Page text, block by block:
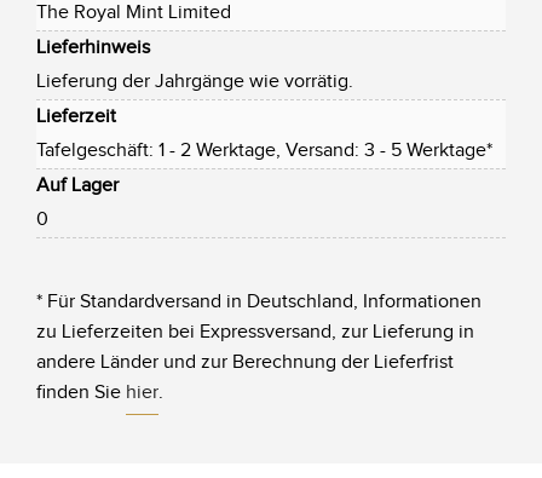
The Royal Mint Limited
Lieferhinweis
Lieferung der Jahrgänge wie vorrätig.
Lieferzeit
Tafelgeschäft: 1 - 2 Werktage, Versand: 3 - 5 Werktage*
Auf Lager
0
* Für Standardversand in Deutschland, Informationen
zu Lieferzeiten bei Expressversand, zur Lieferung in
andere Länder und zur Berechnung der Lieferfrist
finden Sie hier.